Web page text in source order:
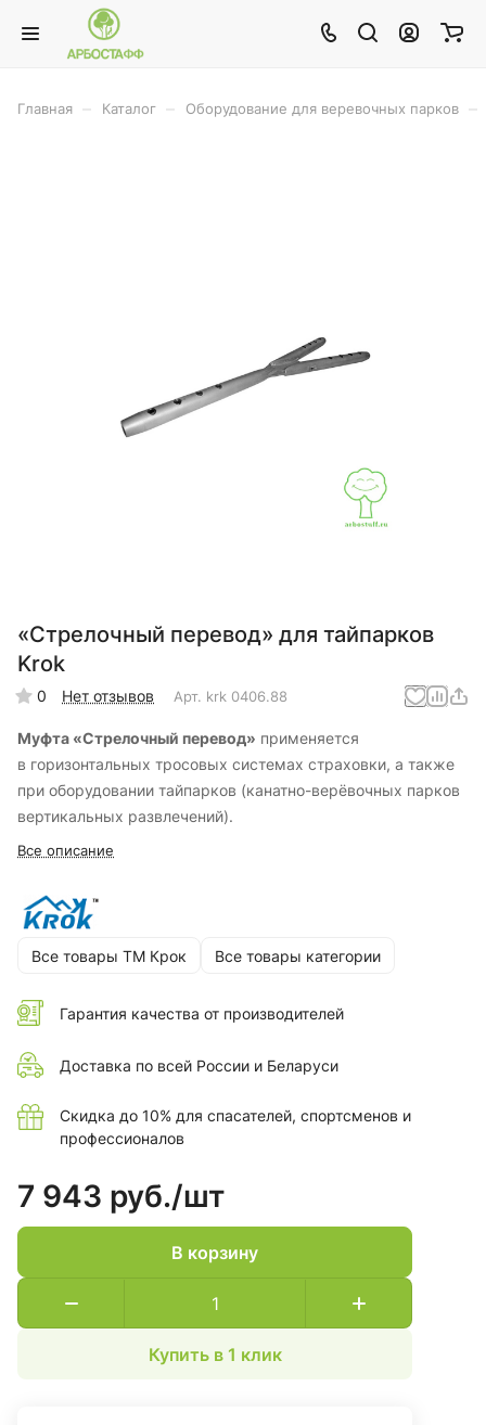
Главная Каталог Оборудование для веревочных парков
«Стрелочный перевод» для тайпарков
Krok
0 Нет отзывов Арт. krk 0406.88
Муфта «Стрелочный перевод» применяется
в горизонтальных тросовых системах страховки, а также
при оборудовании тайпарков (канатно-верёвочных парков
вертикальных развлечений).
Все описание
Все товары ТМ Крок Все товары категории
Гарантия качества от производителей
Доставка по всей России и Беларуси
Скидка до 10% для спасателей, спортсменов и
профессионалов
7 943 руб./шт
В корзину
Купить в 1 клик